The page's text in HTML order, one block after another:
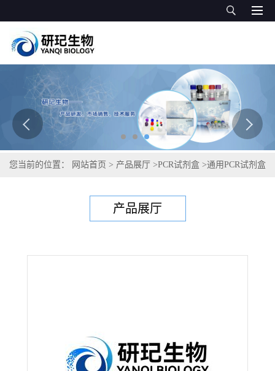
您当前的位置： 网站首页 > 产品展厅 >PCR试剂盒 >通用PCR试剂盒
产品展厅